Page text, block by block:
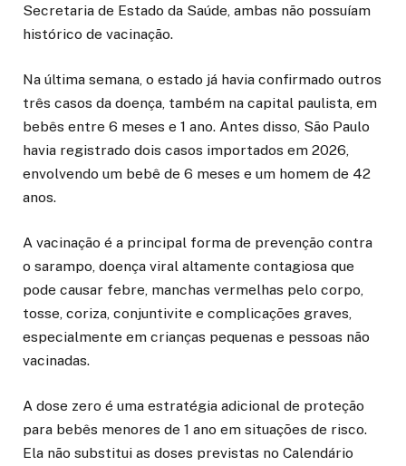
Secretaria de Estado da Saúde, ambas não possuíam
histórico de vacinação.
Na última semana, o estado já havia confirmado outros
três casos da doença, também na capital paulista, em
bebês entre 6 meses e 1 ano. Antes disso, São Paulo
havia registrado dois casos importados em 2026,
envolvendo um bebê de 6 meses e um homem de 42
anos.
A vacinação é a principal forma de prevenção contra
o sarampo, doença viral altamente contagiosa que
pode causar febre, manchas vermelhas pelo corpo,
tosse, coriza, conjuntivite e complicações graves,
especialmente em crianças pequenas e pessoas não
vacinadas.
A dose zero é uma estratégia adicional de proteção
para bebês menores de 1 ano em situações de risco.
Ela não substitui as doses previstas no Calendário